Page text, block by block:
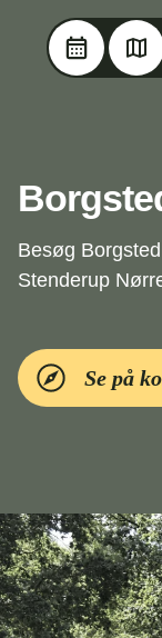
Besøg
Stenderup
Se på